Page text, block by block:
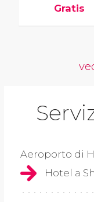
Gratis
Aeroporto di
Hotel a